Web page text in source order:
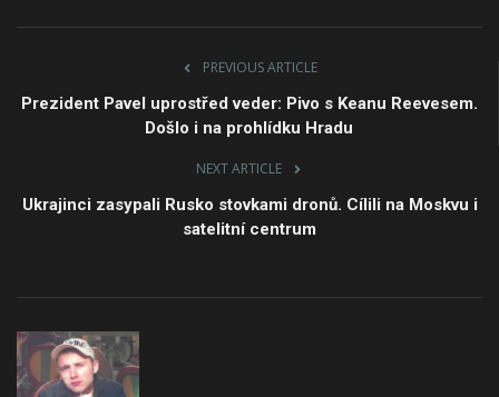
PREVIOUS ARTICLE
Prezident Pavel uprostřed veder: Pivo s Keanu Reevesem.
Došlo i na prohlídku Hradu
NEXT ARTICLE
Ukrajinci zasypali Rusko stovkami dronů. Cílili na Moskvu i
satelitní centrum